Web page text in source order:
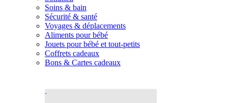
Soins & bain
Sécurité & santé
Voyages & déplacements
Aliments pour bébé
Jouets pour bébé et tout-petits
Coffrets cadeaux
Bons & Cartes cadeaux